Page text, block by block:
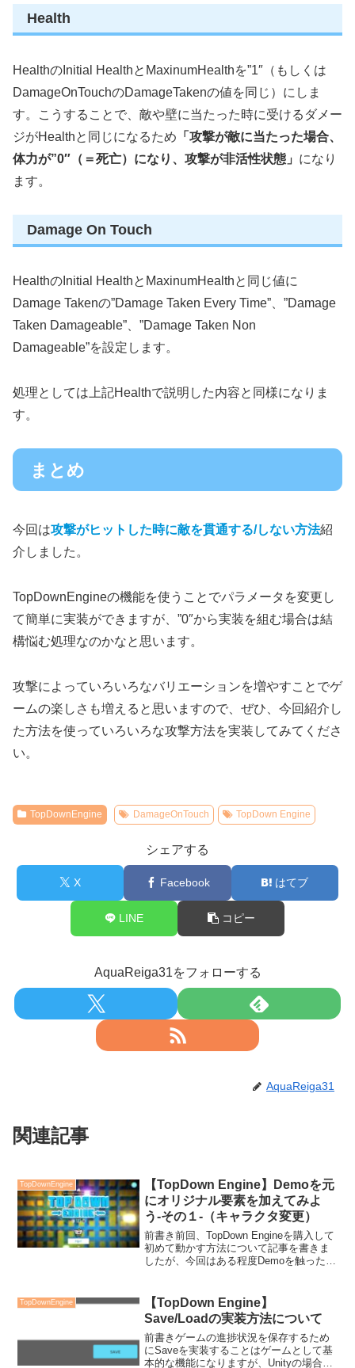
Health
HealthのInitial HealthとMaxinumHealthを”1″（もしくは
DamageOnTouchのDamageTakenの値を同じ）にしま
す。こうすることで、敵や壁に当たった時に受けるダメー
ジがHealthと同じになるため 「攻撃が敵に当たった場合、
体力が”0″（＝死亡）になり、攻撃が非活性状態 」 になり
ます。
Damage On Touch
HealthのInitial HealthとMaxinumHealthと同じ値に
Damage Takenの”Damage Taken Every Time”、”Damage
Taken Damageable”、”Damage Taken Non
Damageable”を設定します。
処理としては上記Healthで説明した内容と同様になりま
す。
まとめ
今回は攻撃がヒットした時に敵を貫通する/しない方法紹
介しました。
TopDownEngineの機能を使うことでパラメータを変更し
て簡単に実装ができますが、”0″から実装を組む場合は結
構悩む処理なのかなと思います。
攻撃によっていろいろなバリエーションを増やすことでゲ
ームの楽しさも増えると思いますので、ぜひ、今回紹介し
た方法を使っていろいろな攻撃方法を実装してみてくださ
い。
TopDownEngine DamageOnTouch TopDown Engine
シェアする
X Facebook はてブ
LINE コピー
AquaReiga31をフォローする
AquaReiga31
関連記事
TopDownEngine
【TopDown Engine】Demoを元
にオリジナル要素を加えてみよ
う-その１-（キャラクタ変更）
前書き前回、TopDown Engineを購入して
初めて動かす方法について記事を書きま
したが、今回はある程度Demoを触ったう
す。前回の記事は以下になります。どの
Dem...
TopDownEngine
【TopDown Engine】
Save/Loadの実装方法について
前書きゲームの進捗状況を保存するため
にSaveを実装することはゲームとして基
本的な機能になりますが、Unityの場合い